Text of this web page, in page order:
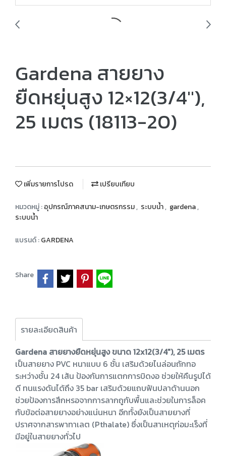
Gardena สายยาง
ยืดหยุ่นสูง 12×12(3/4″),
25 เมตร (18113-20)
เพิ่มรายการโปรด เปรียบเทียบ
หมวดหมู่ :อุปกรณ์ภาคสนาม-เกษตรกรรม, ระบบน้ำ, gardena,
ระบบน้ำ
แบรนด์ :GARDENA
Share
รายละเอียดสินค้า
Gardena สายยางยืดหยุ่นสูง ขนาด 12x12(3/4"), 25 เมตร
เป็นสายยาง PVC หนาแบบ 6 ชั้น เสริมด้วยไนล่อนถักทอ
ระหว่างชั้น 24 เส้น ป้องกันการแตกการบิดงอ ช่วยให้คืนรูปได้
ดี ทนแรงดันได้ถึง 35 bar เสริมด้วยแถบฟันปลาด้านนอก
ช่วยป้องการสึกหรอจากการลากถูกับพื้นและช่วยในการล็อค
กับข้อต่อสายยางอย่างแน่นหนา อีกทั้งยังเป็นสายยางที่
ปราศจากสารพาทาเลต (Pthalate) ซึ่งเป็นสาเหตุก่อมะเร็งที่
มีอยู่ในสายยางทั่วไป